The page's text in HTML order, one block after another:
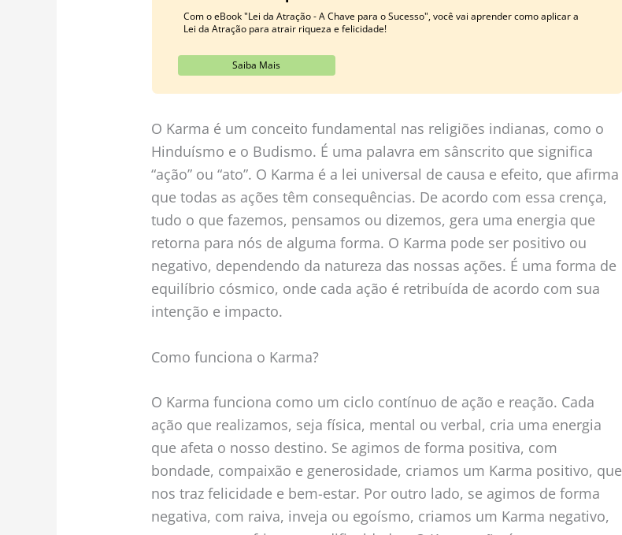
Com o eBook "Lei da Atração - A Chave para o Sucesso", você vai aprender como aplicar a
Lei da Atração para atrair riqueza e felicidade!
Saiba Mais
O Karma é um conceito fundamental nas religiões indianas, como o
Hinduísmo e o Budismo. É uma palavra em sânscrito que significa
“ação” ou “ato”. O Karma é a lei universal de causa e efeito, que afirma
que todas as ações têm consequências. De acordo com essa crença,
tudo o que fazemos, pensamos ou dizemos, gera uma energia que
retorna para nós de alguma forma. O Karma pode ser positivo ou
negativo, dependendo da natureza das nossas ações. É uma forma de
equilíbrio cósmico, onde cada ação é retribuída de acordo com sua
intenção e impacto.
Como funciona o Karma?
O Karma funciona como um ciclo contínuo de ação e reação. Cada
ação que realizamos, seja física, mental ou verbal, cria uma energia
que afeta o nosso destino. Se agimos de forma positiva, com
bondade, compaixão e generosidade, criamos um Karma positivo, que
nos traz felicidade e bem-estar. Por outro lado, se agimos de forma
negativa, com raiva, inveja ou egoísmo, criamos um Karma negativo,